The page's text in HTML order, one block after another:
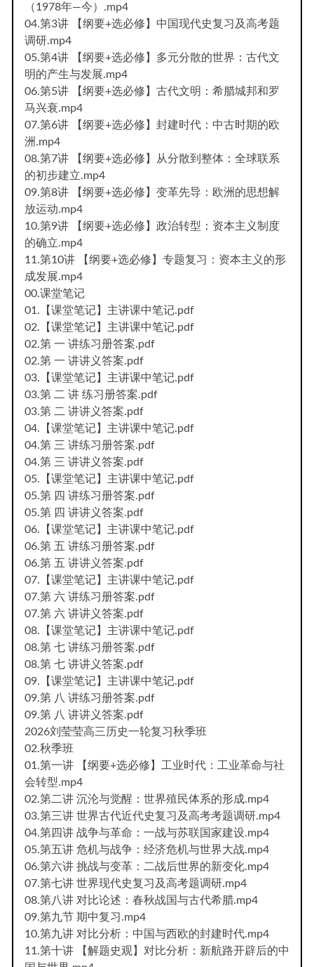
（1978年—今）.mp4
04.第3讲 【纲要+选必修】中国现代史复习及高考题
调研.mp4
05.第4讲 【纲要+选必修】多元分散的世界：古代文
明的产生与发展.mp4
06.第5讲 【纲要+选必修】古代文明：希腊城邦和罗
马兴衰.mp4
07.第6讲 【纲要+选必修】封建时代：中古时期的欧
洲.mp4
08.第7讲 【纲要+选必修】从分散到整体：全球联系
的初步建立.mp4
09.第8讲 【纲要+选必修】变革先导：欧洲的思想解
放运动.mp4
10.第9讲 【纲要+选必修】政治转型：资本主义制度
的确立.mp4
11.第10讲 【纲要+选必修】专题复习：资本主义的形
成发展.mp4
00.课堂笔记
01.【课堂笔记】主讲课中笔记.pdf
02.【课堂笔记】主讲课中笔记.pdf
02.第 一 讲练习册答案.pdf
02.第 一 讲讲义答案.pdf
03.【课堂笔记】主讲课中笔记.pdf
03.第 二 讲 练习册答案.pdf
03.第 二 讲讲义答案.pdf
04.【课堂笔记】主讲课中笔记.pdf
04.第 三 讲练习册答案.pdf
04.第 三 讲讲义答案.pdf
05.【课堂笔记】主讲课中笔记.pdf
05.第 四 讲练习册答案.pdf
05.第 四 讲讲义答案.pdf
06.【课堂笔记】主讲课中笔记.pdf
06.第 五 讲练习册答案.pdf
06.第 五 讲讲义答案.pdf
07.【课堂笔记】主讲课中笔记.pdf
07.第 六 讲练习册答案.pdf
07.第 六 讲讲义答案.pdf
08.【课堂笔记】主讲课中笔记.pdf
08.第 七 讲练习册答案.pdf
08.第 七 讲讲义答案.pdf
09.【课堂笔记】主讲课中笔记.pdf
09.第 八 讲练习册答案.pdf
09.第 八 讲讲义答案.pdf
2026刘莹莹高三历史一轮复习秋季班
02.秋季班
01.第一讲 【纲要+选必修】工业时代：工业革命与社
会转型.mp4
02.第二讲 沉沦与觉醒：世界殖民体系的形成.mp4
03.第三讲 世界古代近代史复习及高考考题调研.mp4
04.第四讲 战争与革命：一战与苏联国家建设.mp4
05.第五讲 危机与战争：经济危机与世界大战.mp4
06.第六讲 挑战与变革：二战后世界的新变化.mp4
07.第七讲 世界现代史复习及高考题调研.mp4
08.第八讲 对比论述：春秋战国与古代希腊.mp4
09.第九节 期中复习.mp4
10.第九讲 对比分析：中国与西欧的封建时代.mp4
11.第十讲 【解题史观】对比分析：新航路开辟后的中